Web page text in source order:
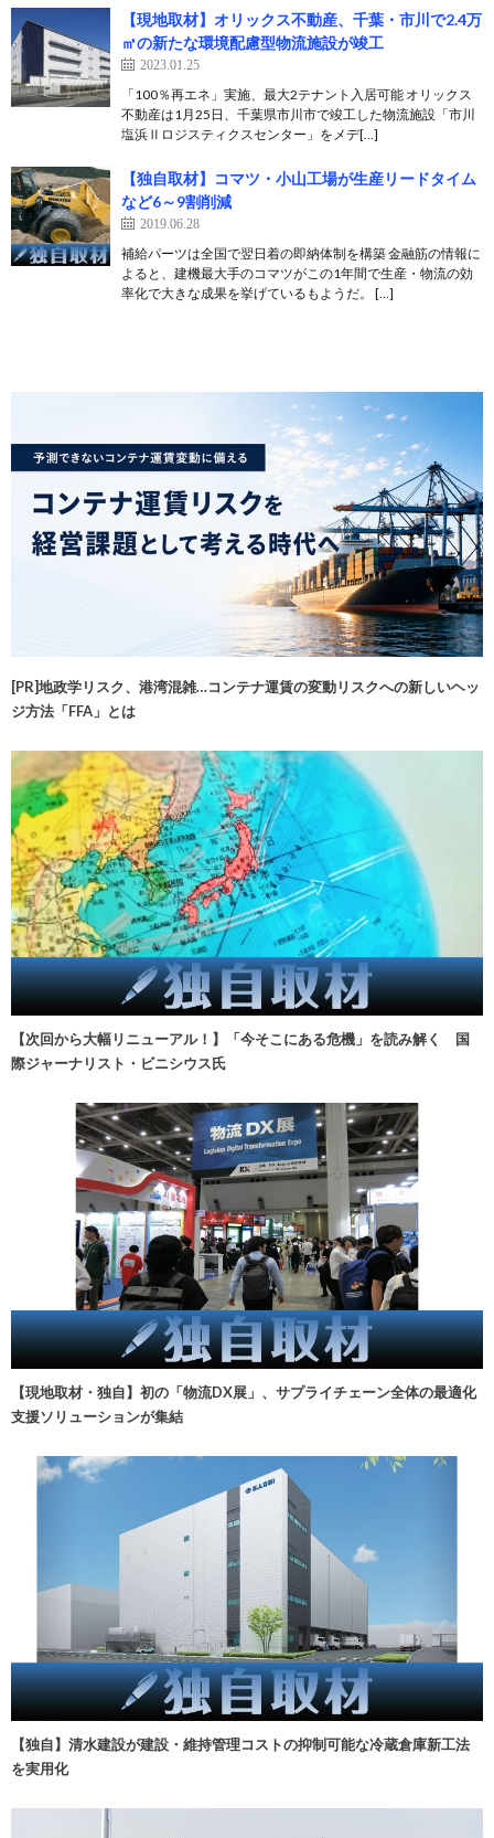
【現地取材】オリックス不動産、千葉・市川で2.4万
㎡の新たな環境配慮型物流施設が竣工
2023.01.25
「100％再エネ」実施、最大2テナント入居可能 オリックス
不動産は1月25日、千葉県市川市で竣工した物流施設「市川
塩浜Ⅱロジスティクスセンター」をメデ[…]
【独自取材】コマツ・小山工場が生産リードタイム
など6～9割削減
2019.06.28
補給パーツは全国で翌日着の即納体制を構築 金融筋の情報に
よると、建機最大手のコマツがこの1年間で生産・物流の効
率化で大きな成果を挙げているもようだ。 […]
[PR]地政学リスク、港湾混雑…コンテナ運賃の変動リスクへの新しいヘッ
ジ方法「FFA」とは
【次回から大幅リニューアル！】「今そこにある危機」を読み解く 国
際ジャーナリスト・ビニシウス氏
【現地取材・独自】初の「物流DX展」、サプライチェーン全体の最適化
支援ソリューションが集結
【独自】清水建設が建設・維持管理コストの抑制可能な冷蔵倉庫新工法
を実用化